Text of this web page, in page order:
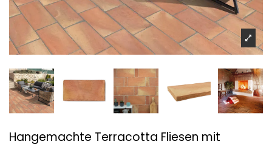
Hangemachte Terracotta Fliesen mit